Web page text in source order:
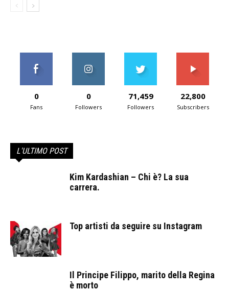
0
Fans
0
Followers
71,459
Followers
22,800
Subscribers
L'ULTIMO POST
Kim Kardashian – Chi è? La sua
carrera.
Top artisti da seguire su Instagram
Il Principe Filippo, marito della Regina
è morto